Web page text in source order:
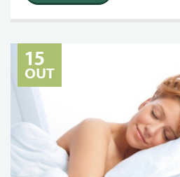
15
OUT